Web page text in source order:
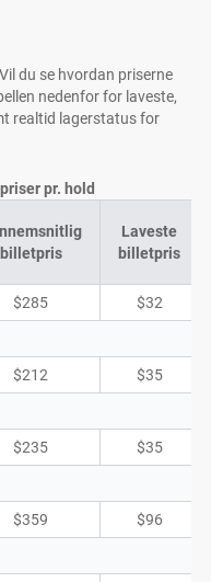
du se hvordan priserne
nedenfor for laveste,
realtid lagerstatus for
pr. hold
billetpris
Laveste
billetpris
$285 $32
$212 $35
$235 $35
$359 $96